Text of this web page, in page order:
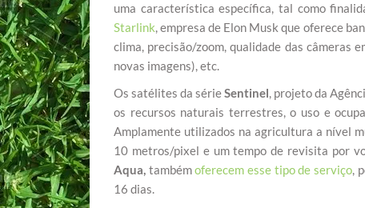
uma característica específica, tal como
Starlink, empresa de Elon Musk que oferece
clima, precisão/zoom, qualidade das câmeras
novas imagens), etc.
Os satélites da sérieSentinel, projeto da
os recursos naturais terrestres, o uso e
Amplamente utilizados na agricultura a nível
10 metros/pixel e um tempo de revisita por
Aqua, tambémoferecem esse tipo de serviço,
16 dias.